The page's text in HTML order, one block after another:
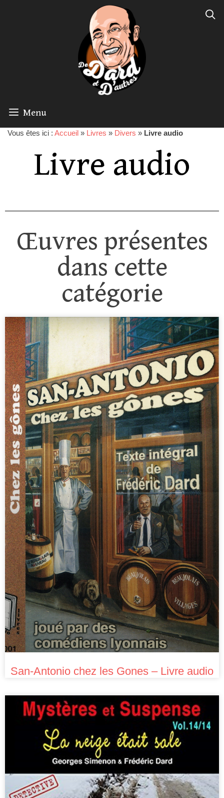
Menu
Vous êtes ici : Accueil » Livres » Divers » Livre audio
Livre audio
Œuvres présentes
dans cette
catégorie
San-Antonio chez les Gones – Livre audio